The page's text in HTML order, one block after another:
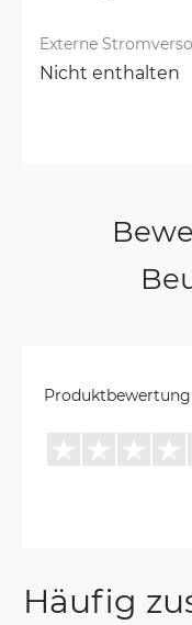
Externe
Nicht enthalten
Produktbewertung
Häufig